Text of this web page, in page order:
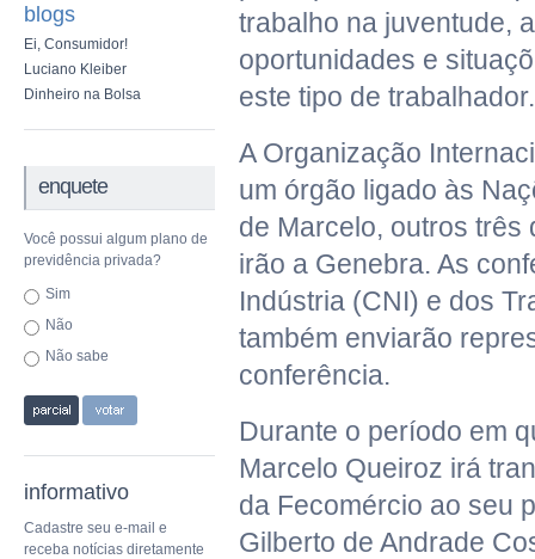
blogs
Ei, Consumidor!
Luciano Kleiber
Dinheiro na Bolsa
enquete
Você possui algum plano de
previdência privada?
Sim
Não
Não sabe
informativo
Cadastre seu e-mail e
receba notícias diretamente
trabalho na juventude,
oportunidades e
este tipo de trabalhador.
A Organização
um órgão ligado às
de Marcelo, outros três
irão a Genebra. As
Indústria (CNI) e dos
também enviarão
conferência.
Durante o período em
Marcelo Queiroz irá
da Fecomércio ao seu
Gilberto de Andrade